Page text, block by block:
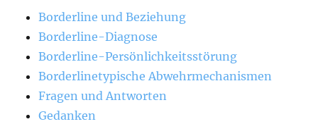
Borderline und Beziehung
Borderline-Diagnose
Borderline-Persönlichkeitsstörung
Borderlinetypische Abwehrmechanismen
Fragen und Antworten
Gedanken